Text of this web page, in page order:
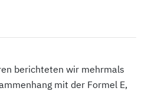
berichteten wir mehrmals
mit der Formel E,